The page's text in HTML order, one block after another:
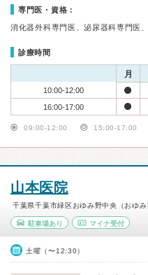
専門医・資格：
消化器外科専門医、泌尿器科専門医
診療時間
月
10:00-12:00
16:00-17:00
09:00-12:00 15:00-17:00
山本医院
千葉県千葉市緑区おゆみ野中央（おゆみ
駐車場あり マイナ受付
土曜（〜12:30）